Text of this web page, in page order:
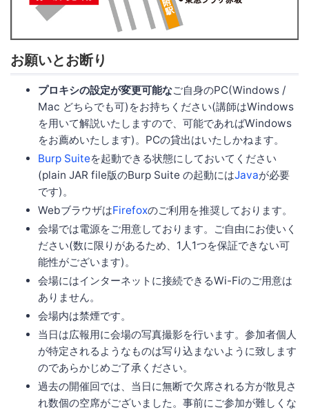
お願いとお断り
プロキシの設定が変更可能なご自身のPC(Windows /
Mac どちらでも可)をお持ちください(講師はWindows
を用いて解説いたしますので、可能であればWindows
をお薦めいたします)。PCの貸出はいたしかねます。
Burp Suiteを起動できる状態にしておいてください
(plain JAR file版のBurp Suite の起動にはJavaが必要
です)。
WebブラウザはFirefoxのご利用を推奨しております。
会場では電源をご用意しております。ご自由にお使いく
ださい(数に限りがあるため、1人1つを保証できない可
能性がございます)。
会場にはインターネットに接続できるWi-Fiのご用意は
ありません。
会場内は禁煙です。
当日は広報用に会場の写真撮影を行います。参加者個人
が特定されるようなものは写り込まないように致します
のであらかじめご了承ください。
過去の開催回では、当日に無断で欠席される方が散見さ
れ数個の空席がございました。事前にご参加が難しくな